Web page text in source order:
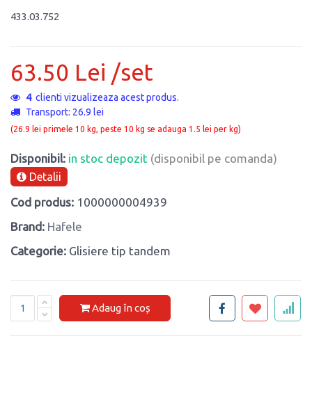
433.03.752
63.50 Lei /set
4clienti vizualizeaza acest produs.
Transport: 26.9 lei
(26.9 lei primele 10 kg, peste 10 kg se adauga 1.5 lei per kg)
Disponibil: in stoc depozit (disponibil pe comanda)
Detalii
Cod produs: 1000000004939
Brand: Hafele
Categorie: Glisiere tip tandem
Adaug în coș